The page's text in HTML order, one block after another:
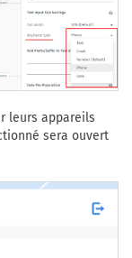
leurs appareils
sera ouvert